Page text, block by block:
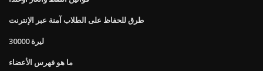
طرق للحفاظ على الطلاب آمنة عبر الإنترنت
30000 ليرة
ما هو فهرس الأعضاء